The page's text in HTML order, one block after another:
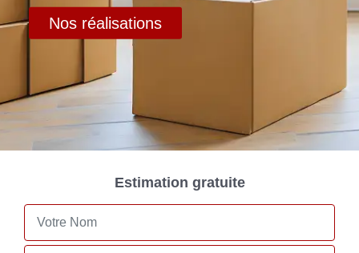
Nos réalisations
Estimation gratuite